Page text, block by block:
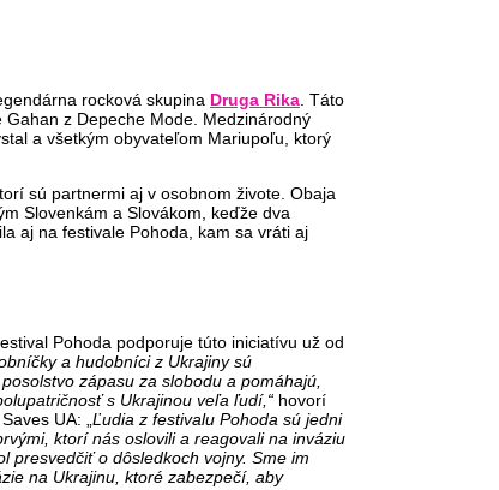
rocková skupina Druga Rika . Táto
z Depeche Mode. Medzinárodný
a všetkým obyvateľom Mariupoľu, ktorý
sú partnermi aj v osobnom živote. Obaja
Slovenkám a Slovákom, keďže dva
aj na festivale Pohoda, kam sa vráti aj
Pohoda podporuje túto iniciatívu už od
a hudobníci z Ukrajiny sú
zápasu za slobodu a pomáhajú,
s Ukrajinou veľa ľudí,“ hovorí
UA: „ Ľudia z festivalu Pohoda sú jedni
ktorí nás oslovili a reagovali na inváziu
presvedčiť o dôsledkoch vojny. Sme im
na Ukrajinu, ktoré zabezpečí, aby